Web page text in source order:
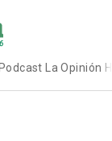
Podcast La Opinión